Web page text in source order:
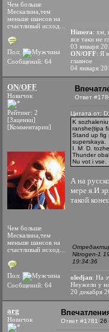
Чем больше
Мескалина,тем
меньше шансов на
счастливый исход...
Пол:
Сообщений: 64
Himera: хм,
все таки не
03 января
ON/OFF: Я
главное
04 января
ON/OFF
Новичок
Рейтинг: 2
[Заценки]
[Комментарии]
Чем больше
Мескалина,тем
меньше шансов на
счастливый исход...
Пол:
Сообщений: 64
Ответ
Цитата от:
K
ranshe(tipa
Stand up fig
superskaya.
I. M. D.
Thunder
Nu vot i vse.
А на
мере я.И
такой
Nitrogen-1
19:34:36
oledjan: На
Неужели у
20 декабря
arg
Новичок Ответ #1781 26